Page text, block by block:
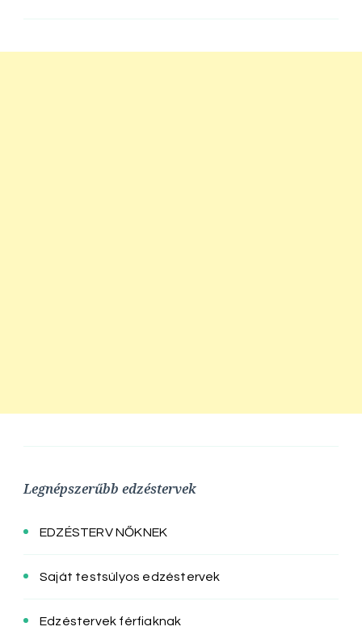
Legnépszerűbb edzéstervek
EDZÉSTERV NŐKNEK
Saját testsúlyos edzéstervek
Edzéstervek férfiaknak